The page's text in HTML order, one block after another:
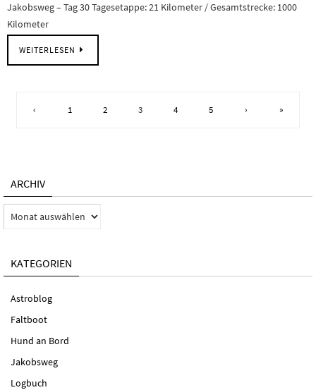
Jakobsweg – Tag 30 Tagesetappe: 21 Kilometer / Gesamtstrecke: 1000
Kilometer
WEITERLESEN
‹ 1 2 3 4 5 › »
ARCHIV
Archiv
KATEGORIEN
Astroblog
Faltboot
Hund an Bord
Jakobsweg
Logbuch